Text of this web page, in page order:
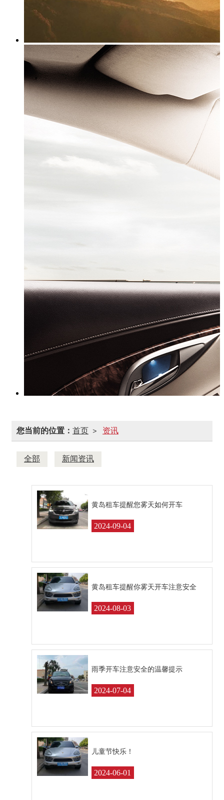
您当前的位置： 首页 > 资讯
全部 新闻资讯
黄岛租车提醒您雾天如何开车
2024-09-04
黄岛租车提醒你雾天开车注意安全
2024-08-03
雨季开车注意安全的温馨提示
2024-07-04
儿童节快乐！
2024-06-01